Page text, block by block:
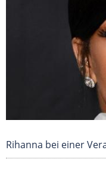
Rihanna bei einer